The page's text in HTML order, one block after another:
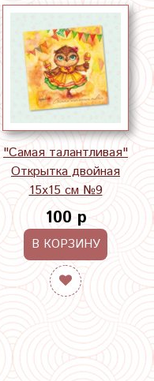
"Самая талантливая"
Открытка двойная
15х15 см №9
100 р
В КОРЗИНУ